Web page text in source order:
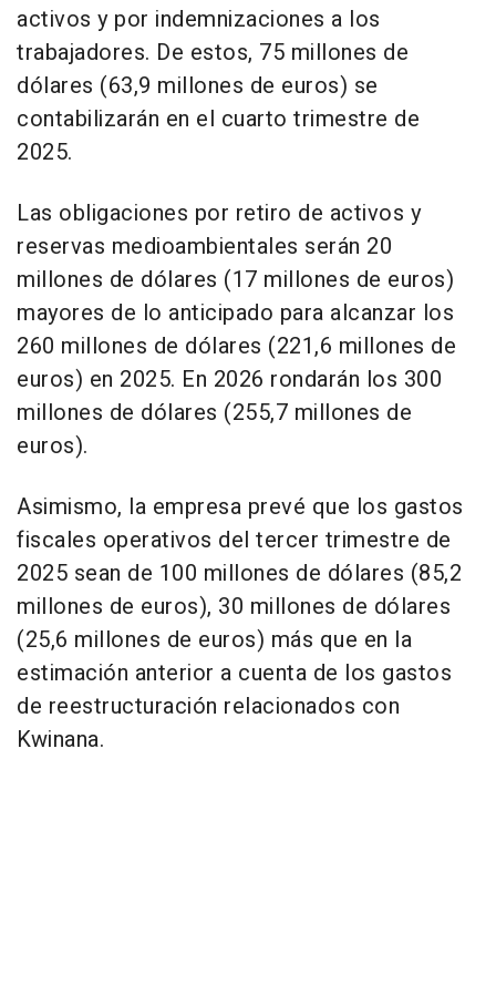
activos y por indemnizaciones a los
trabajadores. De estos, 75 millones de
dólares (63,9 millones de euros) se
contabilizarán en el cuarto trimestre de
2025.
Las obligaciones por retiro de activos y
reservas medioambientales serán 20
millones de dólares (17 millones de euros)
mayores de lo anticipado para alcanzar los
260 millones de dólares (221,6 millones de
euros) en 2025. En 2026 rondarán los 300
millones de dólares (255,7 millones de
euros).
Asimismo, la empresa prevé que los gastos
fiscales operativos del tercer trimestre de
2025 sean de 100 millones de dólares (85,2
millones de euros), 30 millones de dólares
(25,6 millones de euros) más que en la
estimación anterior a cuenta de los gastos
de reestructuración relacionados con
Kwinana.